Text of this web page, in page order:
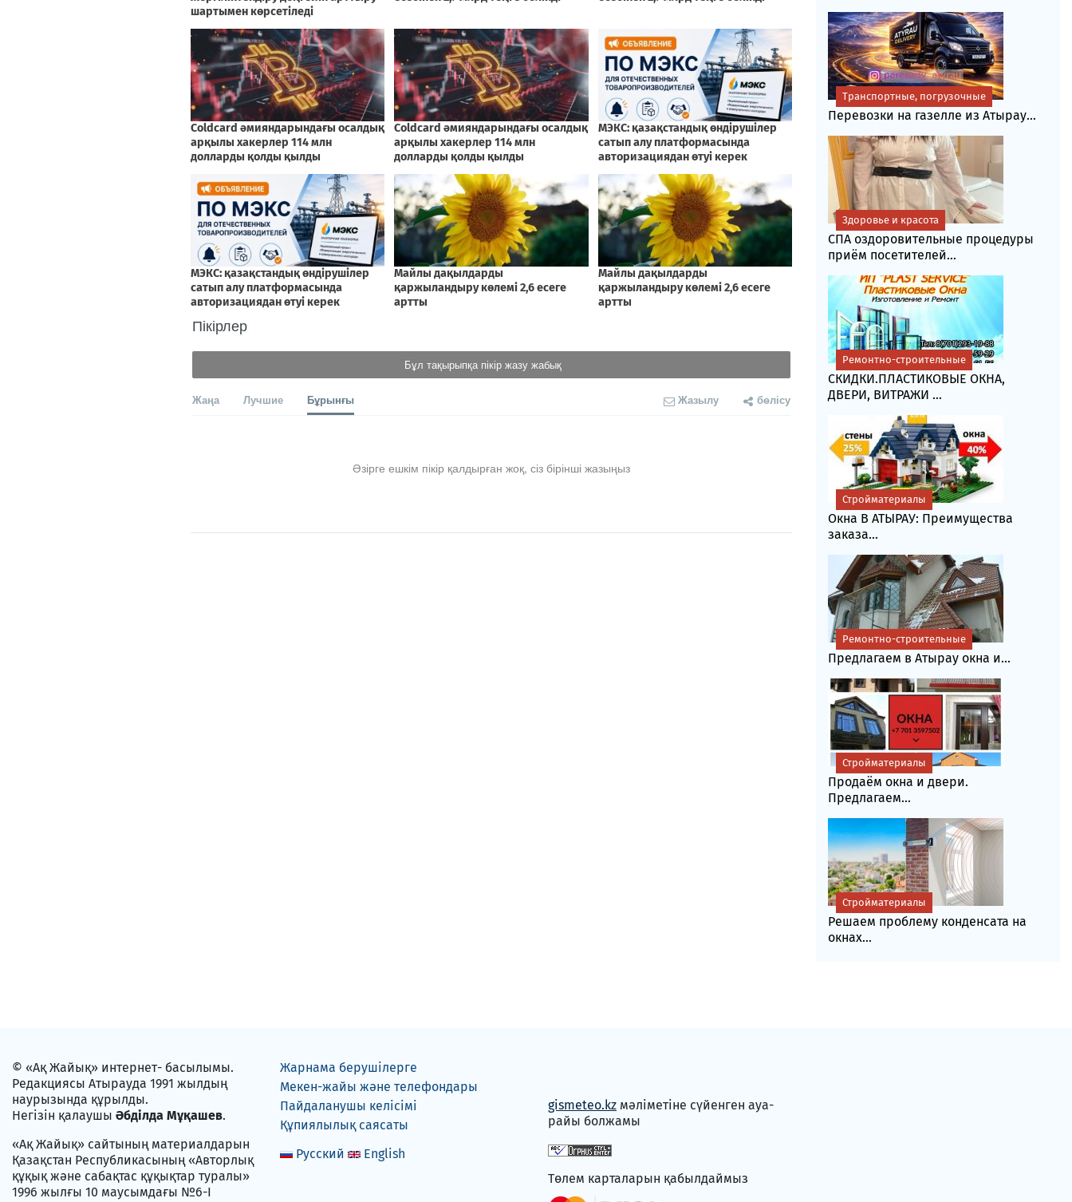
Пікірлер
Бұл тақырыпқа пікір жазу жабық
Жаңа Лучшие Бұрынғы Жазылу бөлісу
Әзірге ешкім пікір қалдырған жоқ, сіз бірінші жазыңыз
Перевозки на газелле из Атырау...
Транспортные, погрузочные
СПА оздоровительные процедуры
приём посетителей...
Здоровье и красота
СКИДКИ.ПЛАСТИКОВЫЕ ОКНА,
ДВЕРИ, ВИТРАЖИ ...
Ремонтно-строительные
Окна В АТЫРАУ: Преимущества
заказа...
Стройматериалы
Предлагаем в Атырау окна и...
Ремонтно-строительные
Продаём окна и двери.
Предлагаем...
Стройматериалы
Решаем проблему конденсата на
окнах...
Стройматериалы
© «Ақ Жайық» интернет- басылымы.
Редакциясы Атырауда 1991 жылдың
наурызында құрылды.
Негізін қалаушы Әбділда Мұқашев.
«Ақ Жайық» сайтының материалдарын
Қазақстан Республикасының «Авторлық
құқық және сабақтас құқықтар туралы»
1996 жылғы 10 маусымдағы №6-I
Жарнама берушілерге
Мекен-жайы және телефондары
Пайдаланушы келісімі
Құпиялылық саясаты
Русский
English
gismeteo.kz мәліметіне сүйенген ауа-
райы болжамы
Төлем карталарын қабылдаймыз